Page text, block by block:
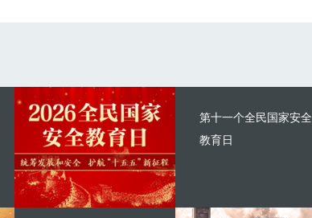
第十一个全民国家安全
教育日